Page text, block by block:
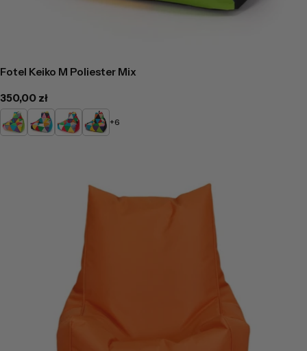
Fotel Keiko M Poliester Mix
Cena
regularna
350,00 zł
Limonkowy
-
Turkusowy
-
Czerwony
-
Czarny
-
+6